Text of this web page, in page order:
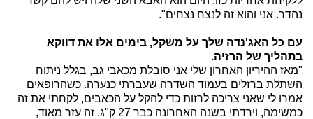
נהדר. אני והוא זה לנצח נצחים".
עם כל האג'נדה שלך על משקל, בימים אלו את דווקא
בתהליך של הרזיה.
"מאז ההיריון האחרון שלי אני סובלת מכאבי גב, בגלל ניתוח
השתלת ברזלים בעמוד השדרה שעברתי כנערה. כשהרופאים
אמרו לי שאני צריכה לרזות כדי להקל על הכאבים, לקחתי את זה
כמשימה, וירדתי בשנה האחרונה כבר 27 ק"ג. זה עזר מאוד,